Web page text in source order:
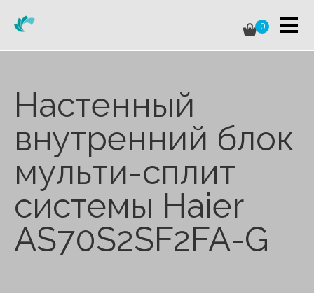
0
Настенный
внутренний блок
мульти-сплит
системы Haier
AS70S2SF2FA-G